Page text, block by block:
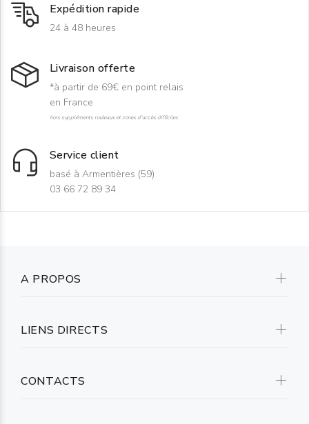
Expédition rapide
24 à 48 heures
Livraison offerte
*à partir de 69€ en point relais
en France
hors suppléments rouleaux et zones d'accès difficiles
Service client
basé à Armentières (59)
03 66 72 89 34
A PROPOS
LIENS DIRECTS
CONTACTS